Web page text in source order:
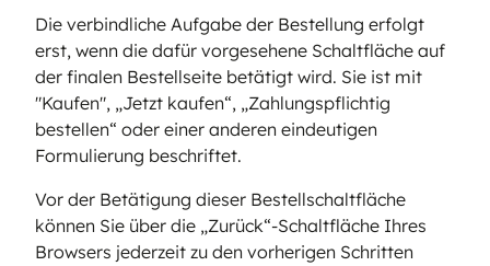
Die verbindliche Aufgabe der Bestellung erfolgt
erst, wenn die dafür vorgesehene Schaltfläche auf
der finalen Bestellseite betätigt wird. Sie ist mit
"Kaufen", „Jetzt kaufen“, „Zahlungspflichtig
bestellen“ oder einer anderen eindeutigen
Formulierung beschriftet.
Vor der Betätigung dieser Bestellschaltfläche
können Sie über die „Zurück“-Schaltfläche Ihres
Browsers jederzeit zu den vorherigen Schritten